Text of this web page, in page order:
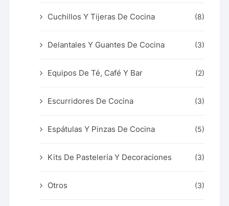
Cuchillos Y Tijeras De Cocina (8)
Delantales Y Guantes De Cocina (3)
Equipos De Té, Café Y Bar (2)
Escurridores De Cocina (3)
Espátulas Y Pinzas De Cocina (5)
Kits De Pastelería Y Decoraciones (3)
Otros (3)